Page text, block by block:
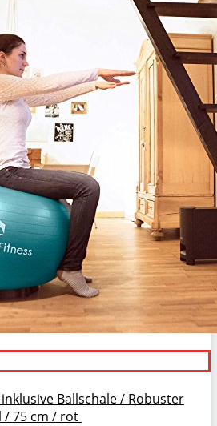
Ballschale / Robuster
/ 75 cm / rot